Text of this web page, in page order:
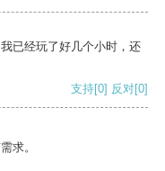
已经玩了好几个小时，还
支持[0] 反对[0]
求。